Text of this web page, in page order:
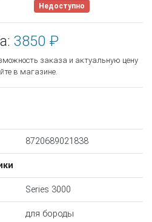
Недоступно
3850 ₽
заказа и актуальную цену
в магазине.
8720689021838
Series 3000
для бороды